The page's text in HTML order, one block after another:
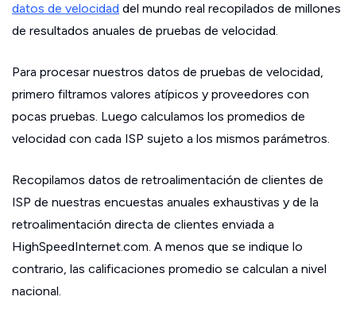
datos de velocidad del mundo real recopilados de millones
de resultados anuales de pruebas de velocidad.
Para procesar nuestros datos de pruebas de velocidad,
primero filtramos valores atípicos y proveedores con
pocas pruebas. Luego calculamos los promedios de
velocidad con cada ISP sujeto a los mismos parámetros.
Recopilamos datos de retroalimentación de clientes de
ISP de nuestras encuestas anuales exhaustivas y de la
retroalimentación directa de clientes enviada a
HighSpeedInternet.com. A menos que se indique lo
contrario, las calificaciones promedio se calculan a nivel
nacional.